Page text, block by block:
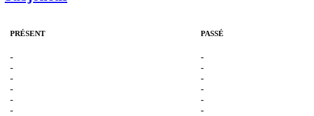
PRÉSENT
-
-
-
-
-
-
PASSÉ
-
-
-
-
-
-